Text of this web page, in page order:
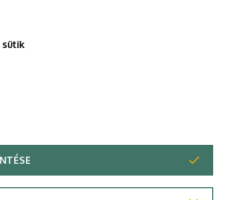
magyar fogadtatása
04. 28. 15:24